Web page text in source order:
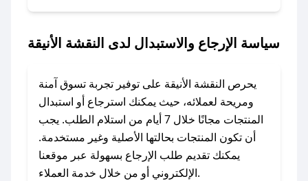
المفضل؟
مراسلتنا مباشرة وسنعمل على توفير الكوبونات في
### كيف تحصل على كوبونات خصم حصرية من
النقشة الأنيقة؟
للحصول على كوبونات وخصومات حصرية، قم بما
يلي:
- اضغط على أيقونة متابعة لمتجر النقشة الأنيقة في
سياسة الإرجاع والاستبدال لدى النقشة الأنيقة
يحرص النقشة الأنيقة على توفير تجربة تسوق آمنة
ومريحة لعملائه، حيث يمكنك استرجاع أو استبدال
المنتجات مجانًا خلال 7 أيام من استلام الطلب. يجب
أن تكون المنتجات بحالتها الأصلية وغير مستخدمة.
يمكنك تقديم طلب الإرجاع بسهولة عبر موقعنا
الإلكتروني أو من خلال خدمة العملاء.